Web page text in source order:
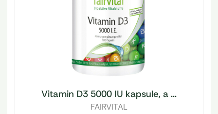
Vitamin D3 5000 IU kapsule, a ...
FAIRVITAL